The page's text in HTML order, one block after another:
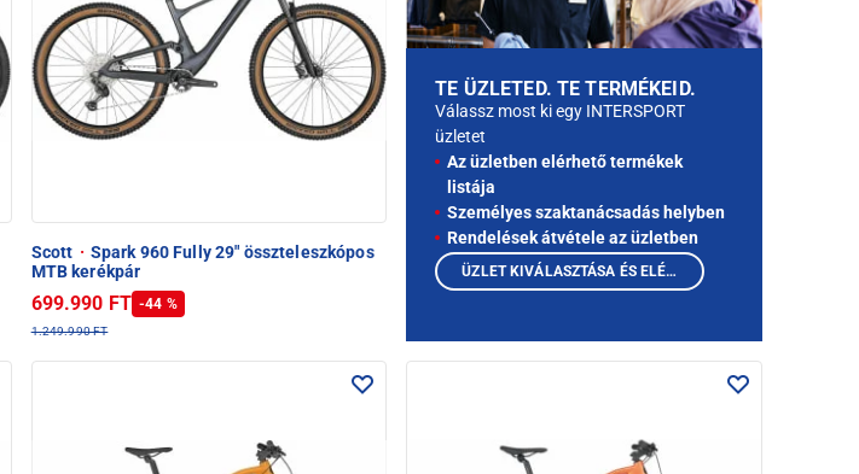
Scott · Spark 960 Fully 29" összteleszkópos
MTB kerékpár
699.990 FT -44 %
1.249.990 FT
TE ÜZLETED. TE TERMÉKEID.
Válassz most ki egy INTERSPORT
üzletet
Az üzletben elérhető termékek
listája
Személyes szaktanácsadás helyben
Rendelések átvétele az üzletben
ÜZLET KIVÁLASZTÁSA ÉS ELÉRHETŐ TERMÉKEK MEGTEKINTÉSE